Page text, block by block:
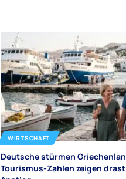
WIRTSCHAFT
Deutsche stürmen
Tourismus-Zahlen zeigen